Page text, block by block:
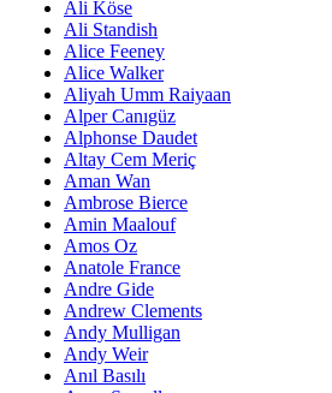
Ali Köse
Ali Standish
Alice Feeney
Alice Walker
Aliyah Umm Raiyaan
Alper Canıgüz
Alphonse Daudet
Altay Cem Meriç
Aman Wan
Ambrose Bierce
Amin Maalouf
Amos Oz
Anatole France
Andre Gide
Andrew Clements
Andy Mulligan
Andy Weir
Anıl Basılı